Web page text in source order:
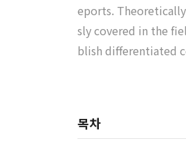
eports.
sly covered in the
blish differentiated
목차